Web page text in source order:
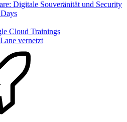
Digitale Souveränität und Security
Cloud Trainings
vernetzt